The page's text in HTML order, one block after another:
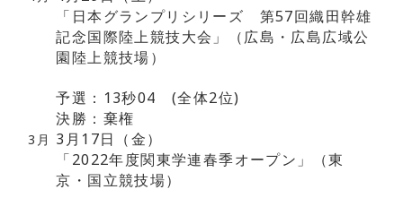
「日本グランプリシリーズ 第57回織田幹雄
記念国際陸上競技大会」（広島・広島広域公
園陸上競技場）
予選：13秒04 (全体2位)
決勝：棄権
3月 3月17日（金）
「2022年度関東学連春季オープン」（東
京・国立競技場）